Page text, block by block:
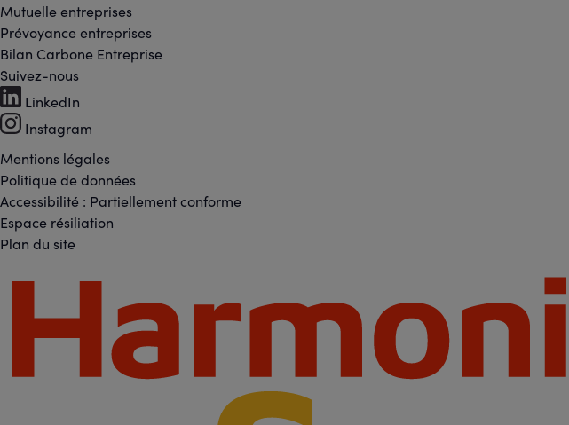
Mutuelle entreprises
Prévoyance entreprises
Bilan Carbone Entreprise
Footer
-
Réseaux
sociaux
Suivez-nous
LinkedIn
Instagram
Footer
-
Liens
légaux
Mentions légales
Politique de données
Accessibilité : Partiellement conforme
Espace résiliation
Plan du site
Footer
Partenaires